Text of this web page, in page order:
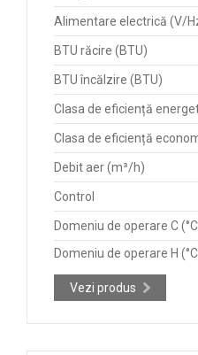
Alimentare electrică (V/
BTU răcire (BTU)
BTU încălzire (BTU)
Clasa de eficiență
Clasa de eficiență
Debit aer (m³/h)
Control
Domeniu de operare C
Domeniu de operare H
Vezi produs